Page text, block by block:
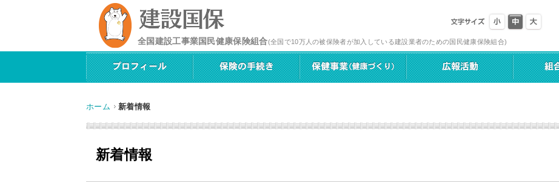
全国建設工事業国民健康保険組合(全国で10万人の被保険者が加入している建設業者のための国民健康保険組合)
ホーム 新着情報
新着情報